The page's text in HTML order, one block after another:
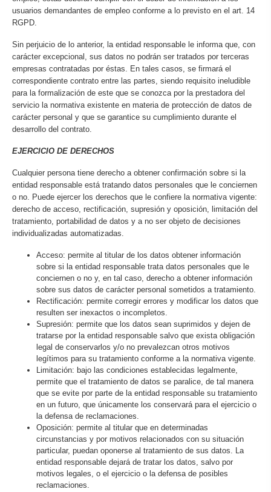
usuarios demandantes de empleo conforme a lo previsto en el art. 14
RGPD.
Sin perjuicio de lo anterior, la entidad responsable le informa que, con
carácter excepcional, sus datos no podrán ser tratados por terceras
empresas contratadas por éstas. En tales casos, se firmará el
correspondiente contrato entre las partes, siendo requisito ineludible
para la formalización de este que se conozca por la prestadora del
servicio la normativa existente en materia de protección de datos de
carácter personal y que se garantice su cumplimiento durante el
desarrollo del contrato.
EJERCICIO DE DERECHOS
Cualquier persona tiene derecho a obtener confirmación sobre si la
entidad responsable está tratando datos personales que le conciernen
o no. Puede ejercer los derechos que le confiere la normativa vigente:
derecho de acceso, rectificación, supresión y oposición, limitación del
tratamiento, portabilidad de datos y a no ser objeto de decisiones
individualizadas automatizadas.
Acceso: permite al titular de los datos obtener información
sobre si la entidad responsable trata datos personales que le
conciernen o no y, en tal caso, derecho a obtener información
sobre sus datos de carácter personal sometidos a tratamiento.
Rectificación: permite corregir errores y modificar los datos que
resulten ser inexactos o incompletos.
Supresión: permite que los datos sean suprimidos y dejen de
tratarse por la entidad responsable salvo que exista obligación
legal de conservarlos y/o no prevalezcan otros motivos
legítimos para su tratamiento conforme a la normativa vigente.
Limitación: bajo las condiciones establecidas legalmente,
permite que el tratamiento de datos se paralice, de tal manera
que se evite por parte de la entidad responsable su tratamiento
en un futuro, que únicamente los conservará para el ejercicio o
la defensa de reclamaciones.
Oposición: permite al titular que en determinadas
circunstancias y por motivos relacionados con su situación
particular, puedan oponerse al tratamiento de sus datos. La
entidad responsable dejará de tratar los datos, salvo por
motivos legales, o el ejercicio o la defensa de posibles
reclamaciones.